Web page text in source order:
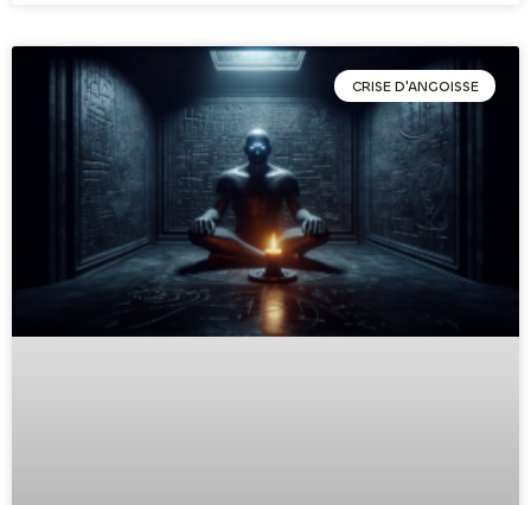
CRISE D'ANGOISSE